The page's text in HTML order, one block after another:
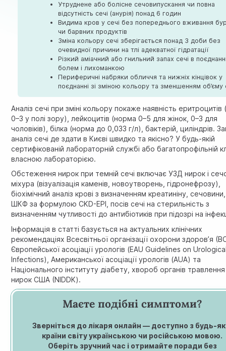
Утруднене або болісне сечовипускання чи повна
відсутність сечі (анурія) понад 6 годин
Видима кров у сечі без попереднього вживання
чи барвних продуктів
Зміна кольору сечі зберігається понад 3 доби без
очевидної причини на тлі адекватної гідратації
Різкий аміачний або гнильний запах сечі в
болем і лихоманкою
Периферичні набряки обличчя та нижніх кінцівок у
поєднанні зі зміною кольору та зменшенням об’єму
Аналіз сечі при зміні кольору покаже наявність
0–3 у полі зору), лейкоцитів (норма 0–5 для жінок, 0–3 для
чоловіків), білка (норма до 0,033 г/л), бактерій, циліндрів.
аналіз сечі де здати в Києві швидко та якісно? У будь-якій
сертифікованій лабораторній службі або багатопрофільній
власною лабораторією.
Обстеження нирок при темній сечі включає УЗД нирок і
міхура (візуалізація каменів, новоутворень, гідронефрозу),
біохімічний аналіз крові з визначенням креатиніну,
ШКФ за формулою CKD-EPI, посів сечі на стерильність з
визначенням чутливості до антибіотиків при підозрі на
Інформація в статті базується на актуальних клінічних
рекомендаціях Всесвітньої організації охорони здоров’я
Європейської асоціації урологів (EAU Guidelines on
Infections), Американської асоціації урологів (AUA) та
Національного інституту діабету, хвороб органів
нирок США (NIDDK).
Маєте подібні симптоми?
Зверніться до лікаря онлайн — доступно з будь-
країни світу українською чи російською мовою.
Оберіть зручний час і отримайте поради без